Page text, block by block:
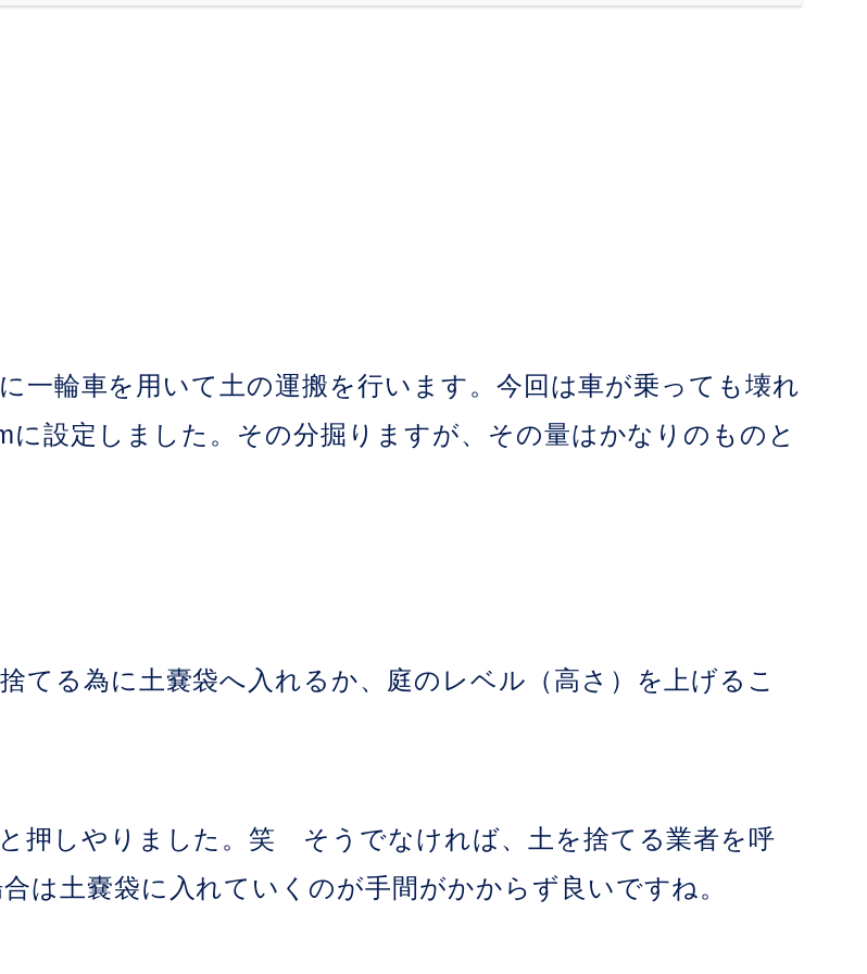
一輪車を用いて土の運搬を行います。今回は車が乗っても壊れ
設定しました。その分掘りますが、その量はかなりのものと
てる為に土嚢袋へ入れるか、庭のレベル（高さ）を上げるこ
押しやりました。笑 そうでなければ、土を捨てる業者を呼
は土嚢袋に入れていくのが手間がかからず良いですね。